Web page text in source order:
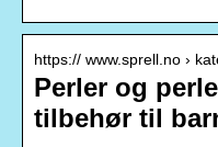
https:// www.sprell.no ›
Perler og
tilbehør til